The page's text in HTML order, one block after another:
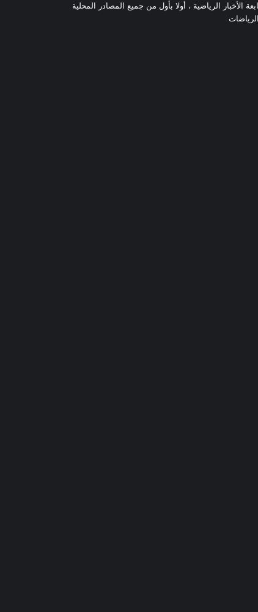
الأخبار الرياضية ، أولا بأول من جميع المصادر المحلية